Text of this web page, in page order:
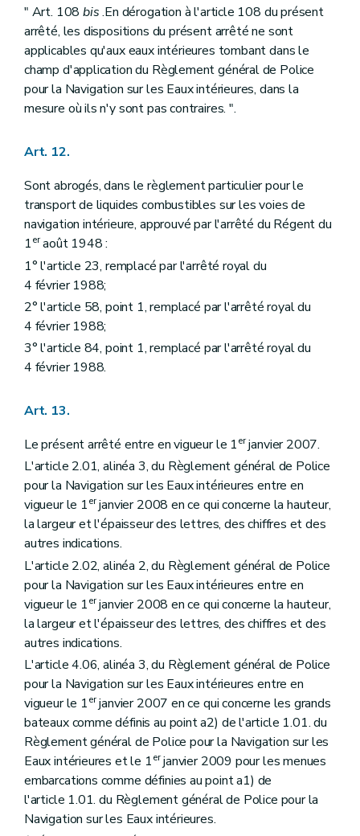
" Art. 108bis.En dérogation à l'article 108 du présent
arrêté, les dispositions du présent arrêté ne sont
applicables qu'aux eaux intérieures tombant dans le
champ d'application du Règlement général de Police
pour la Navigation sur les Eaux intérieures, dans la
mesure où ils n'y sont pas contraires. ".
Art. 12.
Sont abrogés, dans le règlement particulier pour le
transport de liquides combustibles sur les voies de
navigation intérieure, approuvé par l'arrêté du Régent du
1eraoût 1948 :
1° l'article 23, remplacé par l'arrêté royal du
4 février 1988;
2° l'article 58, point 1, remplacé par l'arrêté royal du
4 février 1988;
3° l'article 84, point 1, remplacé par l'arrêté royal du
4 février 1988.
Art. 13.
Le présent arrêté entre en vigueur le 1erjanvier 2007.
L'article 2.01, alinéa 3, du Règlement général de Police
pour la Navigation sur les Eaux intérieures entre en
vigueur le 1erjanvier 2008 en ce qui concerne la hauteur,
la largeur et l'épaisseur des lettres, des chiffres et des
autres indications.
L'article 2.02, alinéa 2, du Règlement général de Police
pour la Navigation sur les Eaux intérieures entre en
vigueur le 1erjanvier 2008 en ce qui concerne la hauteur,
la largeur et l'épaisseur des lettres, des chiffres et des
autres indications.
L'article 4.06, alinéa 3, du Règlement général de Police
pour la Navigation sur les Eaux intérieures entre en
vigueur le 1erjanvier 2007 en ce qui concerne les grands
bateaux comme définis au point a2) de l'article 1.01. du
Règlement général de Police pour la Navigation sur les
Eaux intérieures et le 1erjanvier 2009 pour les menues
embarcations comme définies au point a1) de
l'article 1.01. du Règlement général de Police pour la
Navigation sur les Eaux intérieures.